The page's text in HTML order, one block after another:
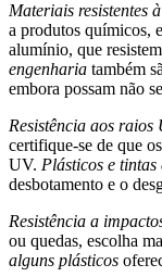
Materiais resistentes
a produtos químicos,
alumínio, que
engenhariatambém
embora possam não
Resistência aos raios
certifique-se de que
UV. Plásticos e
desbotamento e o
Resistência a
ou quedas, escolha
alguns plásticos